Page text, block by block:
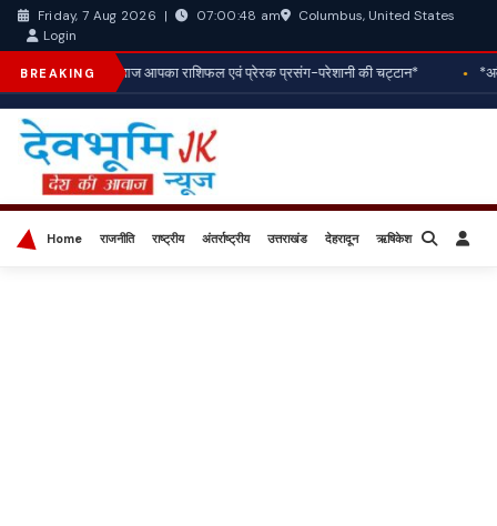
Friday, 7 Aug 2026 | 07:00:50 am
Columbus, United States
Login
BREAKING *आज आपका राशिफल एवं प्रेरक प्रसंग-परेशानी की चट्टान*
Home राजनीति राष्ट्रीय अंतर्राष्ट्रीय उत्तराखंड देहरादून ऋषिकेश बिज़नेस